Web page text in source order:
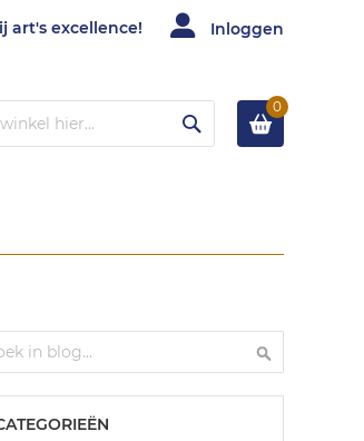
art's excellence! Inloggen
0